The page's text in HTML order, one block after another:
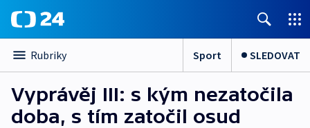
Rubriky Sport SLEDOVAT
Vyprávěj III: s kým nezatočila
doba, s tím zatočil osud